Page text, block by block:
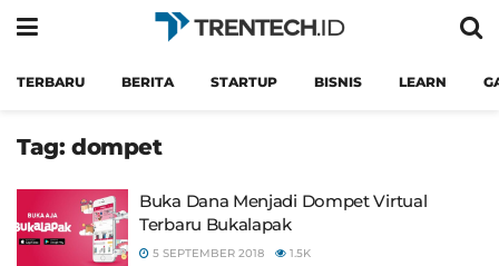
TERBARU BERITA STARTUP BISNIS LEARN
Tag: dompet
Buka Dana Menjadi Dompet Virtual
Terbaru Bukalapak
5 SEPTEMBER 2018 1.5K